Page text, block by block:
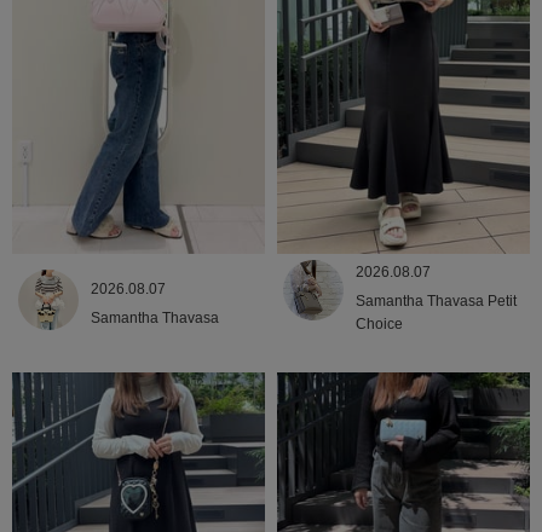
2026.08.07
Samantha Thavasa
2026.08.07
Samantha Thavasa Petit
Choice